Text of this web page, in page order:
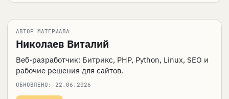
АВТОР МАТЕРИАЛА
Николаев Виталий
Веб-разработчик: Битрикс, PHP, Python, Linux, SEO и
рабочие решения для сайтов.
ОБНОВЛЕНО: 22.06.2026